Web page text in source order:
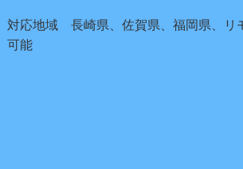
対応地域 長崎県、佐賀県、福岡県、リ
可能